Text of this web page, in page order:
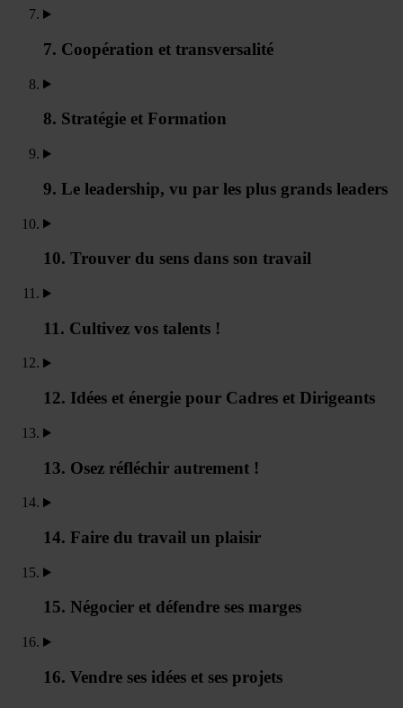
7. Coopération et transversalité
8. Stratégie et Formation
9. Le leadership, vu par les plus grands leaders
10. Trouver du sens dans son travail
11. Cultivez vos talents !
12. Idées et énergie pour Cadres et Dirigeants
13. Osez réfléchir autrement !
14. Faire du travail un plaisir
15. Négocier et défendre ses marges
16. Vendre ses idées et ses projets